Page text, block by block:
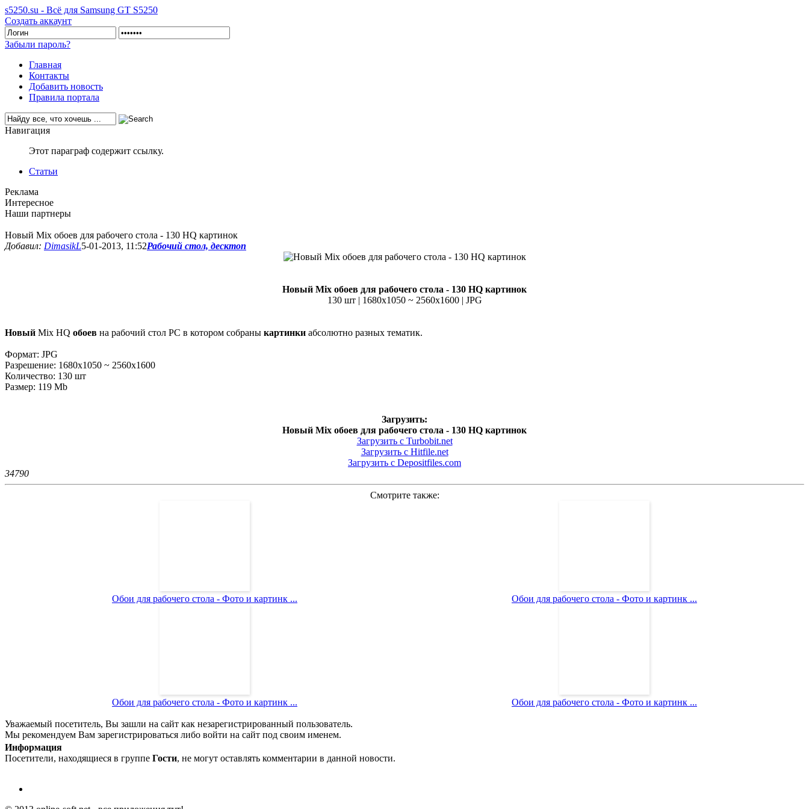
s5250.su - Всё для Samsung GT S5250
Создать аккаунт
Забыли пароль?
Главная
Контакты
Добавить новость
Правила портала
Навигация
Этот параграф содержит ссылку.
Статьи
Реклама
Интересное
Наши партнеры
Новый Mix обоев для рабочего стола - 130 HQ картинок
Добавил: DimasikL5-01-2013, 11:52Рабочий стол, десктоп
Новый Mix обоев для рабочего стола - 130 HQ картинок
130 шт | 1680x1050 ~ 2560x1600 | JPG
Новый Mix HQ обоев на рабочий стол PC в котором собраны картинки абсолютно разных тематик.
Формат: JPG
Разрешение: 1680x1050 ~ 2560x1600
Количество: 130 шт
Размер: 119 Mb
Загрузить:
Новый Mix обоев для рабочего стола - 130 HQ картинок
Загрузить с Turbobit.net
Загрузить с Hitfile.net
Загрузить с Depositfiles.com
34790
Смотрите также:
Обои для рабочего стола - Фото и картинк ... Обои для рабочего стола - Фото и картинк ...
Обои для рабочего стола - Фото и картинк ... Обои для рабочего стола - Фото и картинк ...
Уважаемый посетитель, Вы зашли на сайт как незарегистрированный пользователь.
Мы рекомендуем Вам зарегистрироваться либо войти на сайт под своим именем.
Информация
Посетители, находящиеся в группе Гости, не могут оставлять комментарии в данной новости.